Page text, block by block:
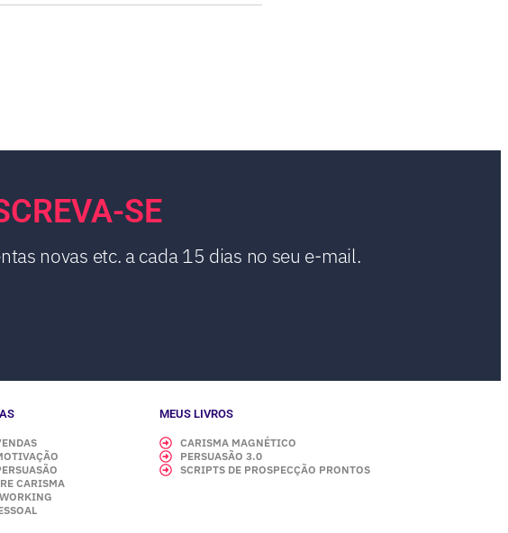
SE
novas etc. a cada 15 dias no seu e-mail.
CARISMA
MEUS LIVROS
CARISMA MAGNÉTICO
PERSUASÃO 3.0
SCRIPTS DE PROSPECÇÃO PRONTOS